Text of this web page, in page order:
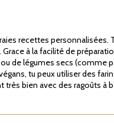
recettes personnalisées.
à la facilité de
de légumes secs (comme
tu peux utiliser des
très bien avec des ragoûts à